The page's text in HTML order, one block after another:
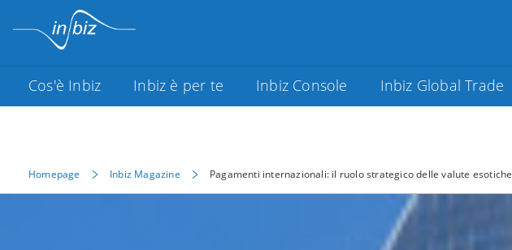
Cos'è Inbiz Inbiz è per te Inbiz Console Inbiz Global Trade
Homepage Inbiz Magazine Pagamenti internazionali: il ruolo strategico delle valute esotiche